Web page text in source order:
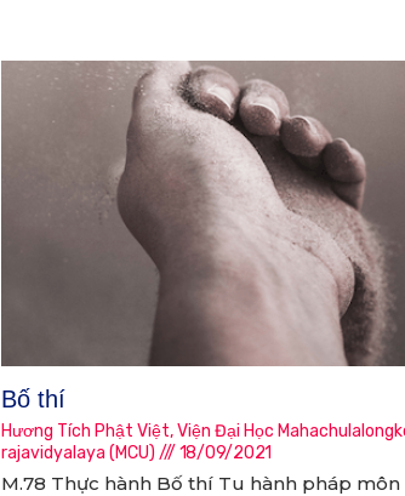
Bố thí
Hương Tích Phật Việt,Viện Đại Học
rajavidyalaya (MCU)
18/09/2021
M.78 Thực hành Bố thí Tu hành pháp